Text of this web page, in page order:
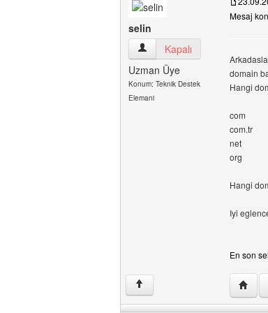
selin
selin Kullanıcının profilini
Kapalı
Uzman Üye
Konum: Teknik Destek
Elemani
Mesaj
domain
Hangi
com
com.tr
net
org
Hangi
Iyi
En son
↑